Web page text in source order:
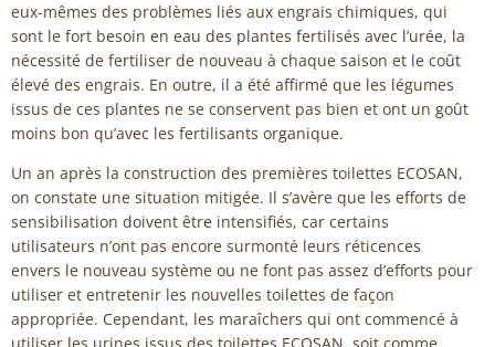
eux-mêmes des problèmes liés aux engrais chimiques, qui
sont le fort besoin en eau des plantes fertilisés avec l’urée, la
nécessité de fertiliser de nouveau à chaque saison et le coût
élevé des engrais. En outre, il a été affirmé que les légumes
issus de ces plantes ne se conservent pas bien et ont un goût
moins bon qu’avec les fertilisants organique.
Un an après la construction des premières toilettes ECOSAN,
on constate une situation mitigée. Il s’avère que les efforts de
sensibilisation doivent être intensifiés, car certains
utilisateurs n’ont pas encore surmonté leurs réticences
envers le nouveau système ou ne font pas assez d’efforts pour
utiliser et entretenir les nouvelles toilettes de façon
appropriée. Cependant, les maraîchers qui ont commencé à